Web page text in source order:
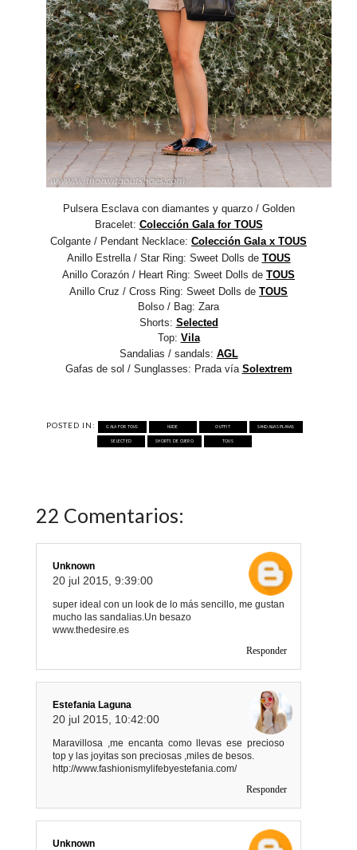
Pulsera Esclava con diamantes y quarzo / Golden
Bracelet: Colección Gala for TOUS
Colgante / Pendant Necklace: Colección Gala x TOUS
Anillo Estrella / Star Ring: Sweet Dolls de TOUS
Anillo Corazón / Heart Ring: Sweet Dolls de TOUS
Anillo Cruz / Cross Ring: Sweet Dolls de TOUS
Bolso / Bag: Zara
Shorts: Selected
Top: Vila
Sandalias / sandals: AGL
Gafas de sol / Sunglasses: Prada vía Solextrem
POSTED IN: GALA FOR TOUS NUDE OUTFIT SANDALIAS PLANAS
SELECTED SHORTS DE CUERO TOUS
22 Comentarios:
Unknown
20 jul 2015, 9:39:00
super ideal con un look de lo más sencillo, me gustan
mucho las sandalias.Un besazo
www.thedesire.es
Responder
Estefania Laguna
20 jul 2015, 10:42:00
Maravillosa ,me encanta como llevas ese precioso
top y las joyitas son preciosas ,miles de besos.
http://www.fashionismylifebyestefania.com/
Responder
Unknown